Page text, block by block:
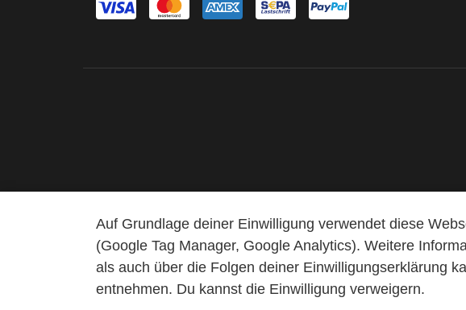
Auf Grundlage deiner Einwilligung verwendet diese
(Google Tag Manager, Google Analytics). Weitere
als auch über die Folgen deiner Einwilligungserklärung
entnehmen. Du kannst die Einwilligung verweigern.